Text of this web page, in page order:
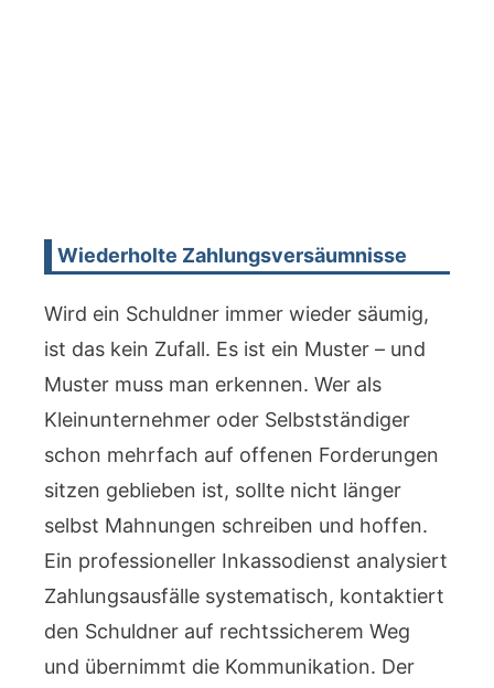
Wiederholte Zahlungsversäumnisse
Wird ein Schuldner immer wieder säumig,
ist das kein Zufall. Es ist ein Muster – und
Muster muss man erkennen. Wer als
Kleinunternehmer oder Selbstständiger
schon mehrfach auf offenen Forderungen
sitzen geblieben ist, sollte nicht länger
selbst Mahnungen schreiben und hoffen.
Ein professioneller Inkassodienst analysiert
Zahlungsausfälle systematisch, kontaktiert
den Schuldner auf rechtssicherem Weg
und übernimmt die Kommunikation. Der